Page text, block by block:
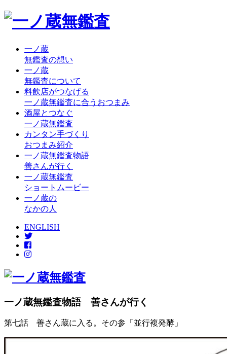
一ノ蔵
無鑑査の想い
一ノ蔵
無鑑査について
料飲店がつなげる
一ノ蔵無鑑査に合うおつまみ
酒屋とつなぐ
一ノ蔵無鑑査
カンタン手づくり
おつまみ紹介
一ノ蔵無鑑査物語
善さんが行く
一ノ蔵無鑑査
ショートムービー
一ノ蔵の
なかの人
ENGLISH
一ノ蔵無鑑査物語 善さんが行く
第七話 善さん蔵に入る。その参「並行複発酵」